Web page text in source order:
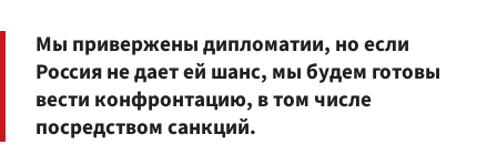
Мы привержены дипломатии, но если
Россия не дает ей шанс, мы будем готовы
вести конфронтацию, в том числе
посредством санкций.